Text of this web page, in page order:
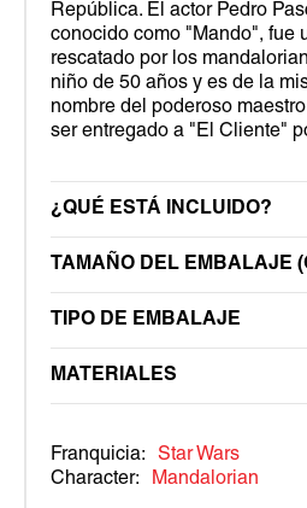
República. El actor Pedro
conocido como "Mando", fue
rescatado por los
niño de 50 años y es de la
nombre del poderoso
ser entregado a "El Cliente"
¿QUÉ ESTÁ INCLUIDO?
TAMAÑO DEL EMBALAJE
TIPO DE EMBALAJE
MATERIALES
Franquicia:
Star Wars
Character:
Mandalorian